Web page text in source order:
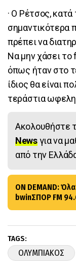
· Ο Ρέτσος,
σημαντικότερα
πρέπει να
Να μην χάσει το
όπως ήταν στο
ίδιος θα είναι
τεράστια
Ακολουθήστε
Newsγια να
από την
ON DEMAND:
bwinΣΠΟΡ FM
TAGS:
ΟΛΥΜΠΙΑΚΟΣ